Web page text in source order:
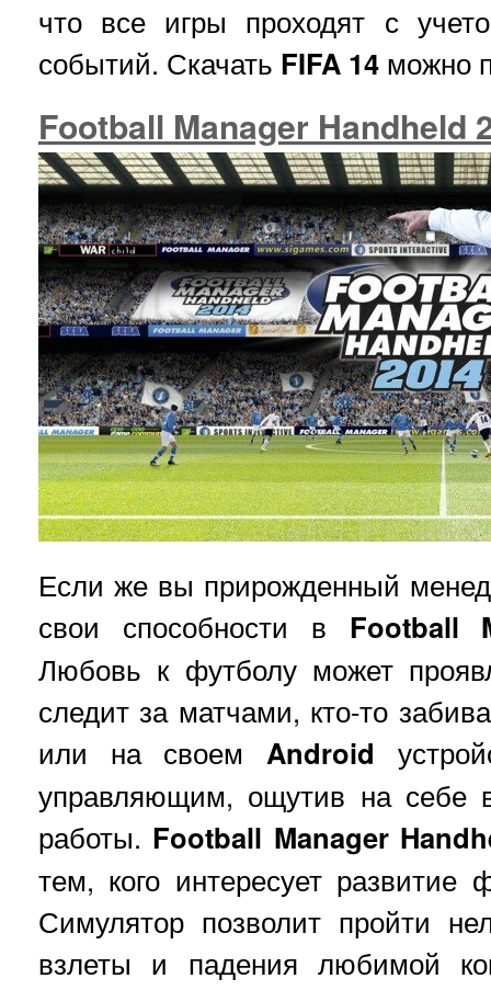
что все игры проходят с
событий. Скачать FIFA 14 можно
Football Manager Handheld
Если же вы прирожденный
свои способности в Football
Любовь к футболу может
следит за матчами, кто-то
или на своем Android
управляющим, ощутив на себе
работы. Football Manager
тем, кого интересует развитие
Симулятор позволит пройти
взлеты и падения любимой